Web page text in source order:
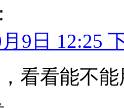
9日 12:25
看看能不能